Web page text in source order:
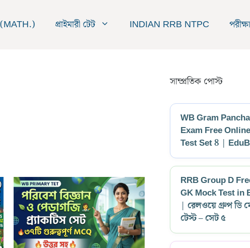
প্রাইমারী টেট INDIAN RRB NTPC
সাম্প্রতিক পোস্ট
WB Gram
Exam Free
Test Set 8 |
RRB Group D
GK Mock Test in
| রেলওয়ে গ্রুপ ডি
টেস্ট – সেট ৫